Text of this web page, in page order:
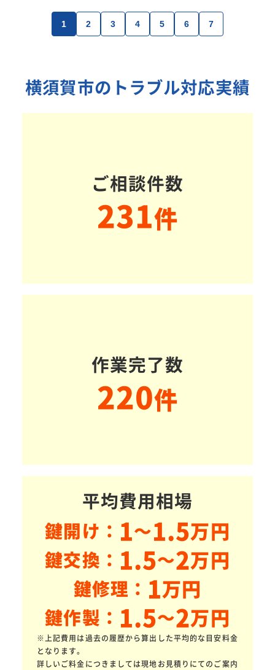
1 2 3 4 5 6 7
横須賀市のトラブル対応実績
ご相談件数
231件
作業完了数
220件
平均費用相場
鍵開け： 1～1.5万円
鍵交換： 1.5～2万円
鍵修理： 1万円
鍵作製： 1.5～2万円
※上記費用は過去の履歴から算出した平均的な目安料金
となります。
詳しいご料金につきましては現地お見積りにてのご案内